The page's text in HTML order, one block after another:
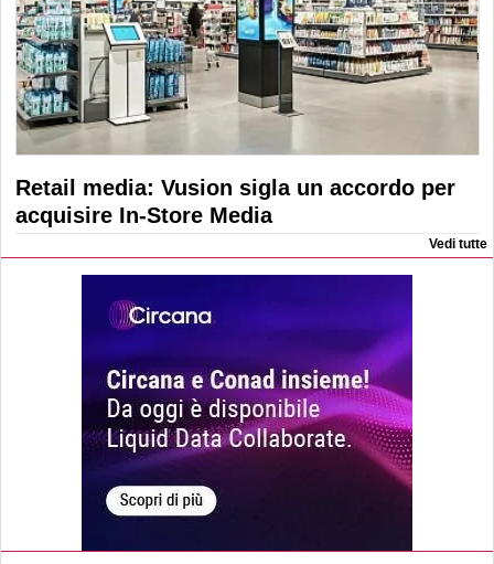
Retail media: Vusion sigla un accordo per
acquisire In-Store Media
Vedi tutte